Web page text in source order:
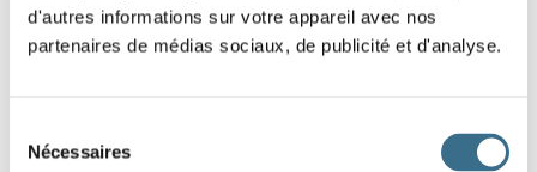
d'autres informations sur votre appareil avec nos
partenaires de médias sociaux, de publicité et d'analyse.
Nécessaires
Dessin Fotolia © alexlmx